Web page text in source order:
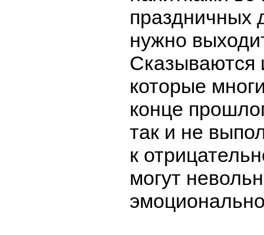
праздничных
нужно
Сказываются
которые
конце
так и не
к
могут